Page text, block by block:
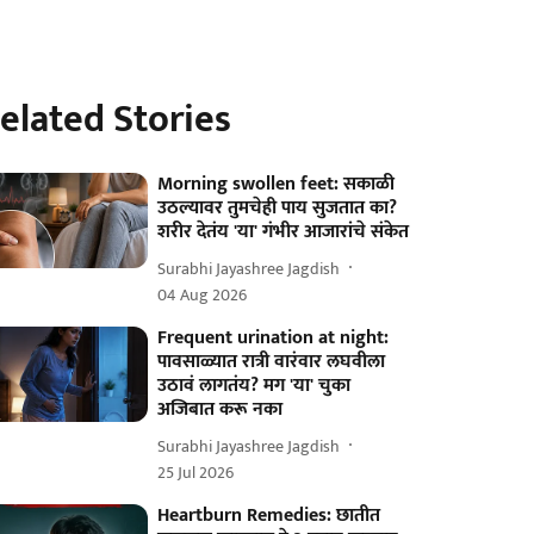
Stories
Morning swollen feet: सकाळी
उठल्यावर तुमचेही पाय सुजतात का?
शरीर देतंय 'या' गंभीर आजारांचे संकेत
Surabhi Jayashree Jagdish
04 Aug 2026
Frequent urination at night:
पावसाळ्यात रात्री वारंवार लघवीला
उठावं लागतंय? मग 'या' चुका
अजिबात करू नका
Surabhi Jayashree Jagdish
25 Jul 2026
Heartburn Remedies: छातीत